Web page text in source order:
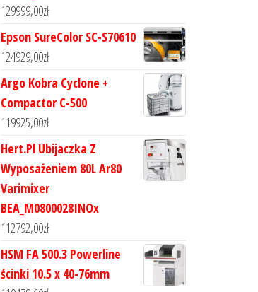
129999,00zł
Epson SureColor SC-S70610
124929,00zł
Argo Kobra Cyclone +
Compactor C-500
119925,00zł
Hert.Pl Ubijaczka Z
Wyposażeniem 80L Ar80
Varimixer
BEA_M0800028INOx
112792,00zł
HSM FA 500.3 Powerline
ścinki 10.5 x 40-76mm